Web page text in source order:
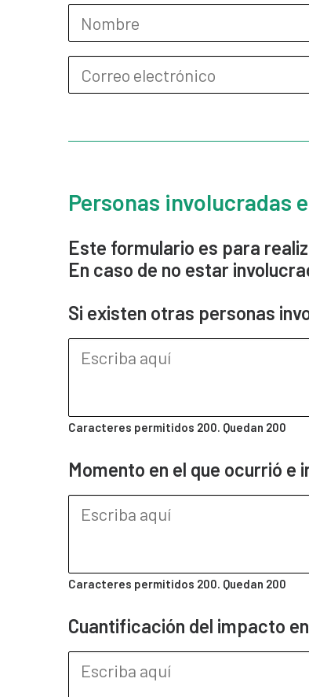
Personas involucradas
Este formulario es para
En caso de no estar
Si existen otras personas
Caracteres permitidos 200. Quedan 200
Momento en el que ocurrió e
Caracteres permitidos 200. Quedan 200
Cuantificación del impacto